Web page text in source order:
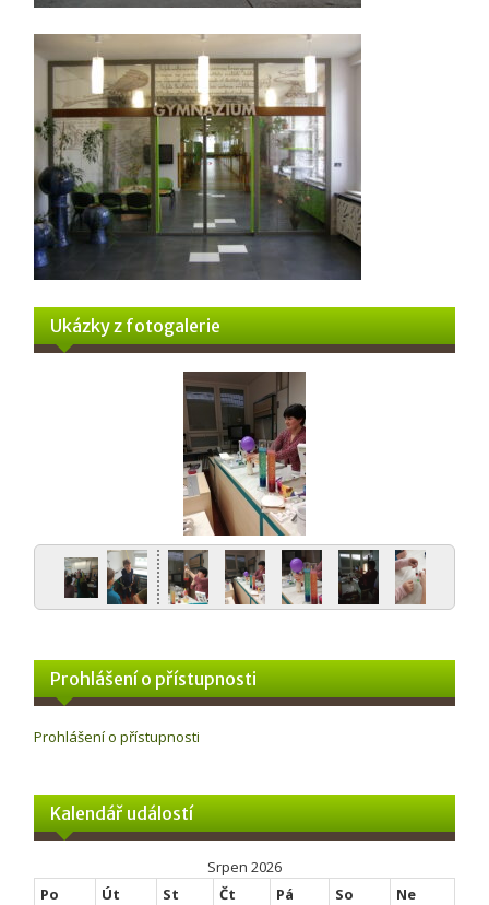
Ukázky z fotogalerie
Prohlášení o přístupnosti
Prohlášení o přístupnosti
Kalendář událostí
Srpen 2026
Po
Út St Čt Pá So Ne